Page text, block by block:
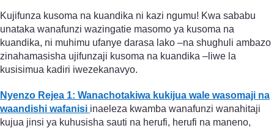
Kujifunza kusoma na kuandika ni kazi ngumu! Kwa sababu
unataka wanafunzi wazingatie masomo ya kusoma na
kuandika, ni muhimu ufanye darasa lako –na shughuli ambazo
zinahamasisha ujifunzaji kusoma na kuandika –liwe la
kusisimua kadiri iwezekanavyo.
Nyenzo Rejea 1: Wanachotakiwa kukijua wale wasomaji na
waandishi wafanisi inaeleza kwamba wanafunzi wanahitaji
kujua jinsi ya kuhusisha sauti na herufi, herufi na maneno,